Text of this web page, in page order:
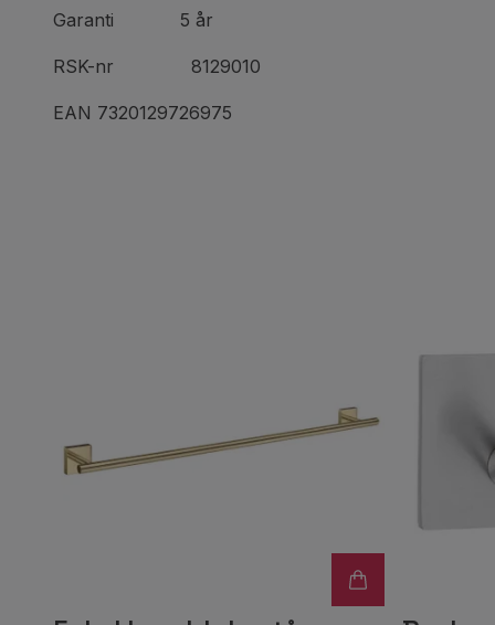
Garanti 5 år
RSK-nr 8129010
EAN 7320129726975